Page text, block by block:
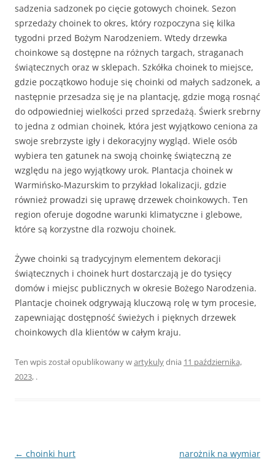
sadzenia sadzonek po cięcie gotowych choinek. Sezon
sprzedaży choinek to okres, który rozpoczyna się kilka
tygodni przed Bożym Narodzeniem. Wtedy drzewka
choinkowe są dostępne na różnych targach, straganach
świątecznych oraz w sklepach. Szkółka choinek to miejsce,
gdzie początkowo hoduje się choinki od małych sadzonek, a
następnie przesadza się je na plantację, gdzie mogą rosnąć
do odpowiedniej wielkości przed sprzedażą. Świerk srebrny
to jedna z odmian choinek, która jest wyjątkowo ceniona za
swoje srebrzyste igły i dekoracyjny wygląd. Wiele osób
wybiera ten gatunek na swoją choinkę świąteczną ze
względu na jego wyjątkowy urok. Plantacja choinek w
Warmińsko-Mazurskim to przykład lokalizacji, gdzie
również prowadzi się uprawę drzewek choinkowych. Ten
region oferuje dogodne warunki klimatyczne i glebowe,
które są korzystne dla rozwoju choinek.
Żywe choinki są tradycyjnym elementem dekoracji
świątecznych i choinek hurt dostarczają je do tysięcy
domów i miejsc publicznych w okresie Bożego Narodzenia.
Plantacje choinek odgrywają kluczową rolę w tym procesie,
zapewniając dostępność świeżych i pięknych drzewek
choinkowych dla klientów w całym kraju.
Ten wpis został opublikowany wartykulydnia 11 października,
2023, .
Nawigacja
← choinki hurt
narożnik na wymiar